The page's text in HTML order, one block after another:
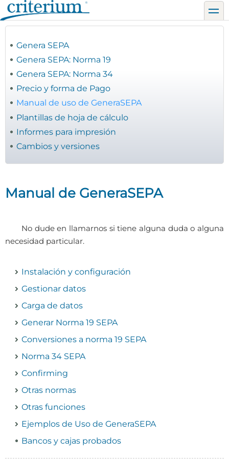
Pasar
al
principal
Genera SEPA
Genera SEPA: Norma 19
Genera SEPA: Norma 34
Precio y forma de Pago
Manual de uso de GeneraSEPA
Plantillas de hoja de cálculo
Informes para impresión
Cambios y versiones
Manual de GeneraSEPA
No dude en llamarnos si tiene alguna duda o alguna
necesidad particular.
Instalación y configuración
Gestionar datos
Carga de datos
Generar Norma 19 SEPA
Conversiones a norma 19 SEPA
Norma 34 SEPA
Confirming
Otras normas
Otras funciones
Ejemplos de Uso de GeneraSEPA
Bancos y cajas probados